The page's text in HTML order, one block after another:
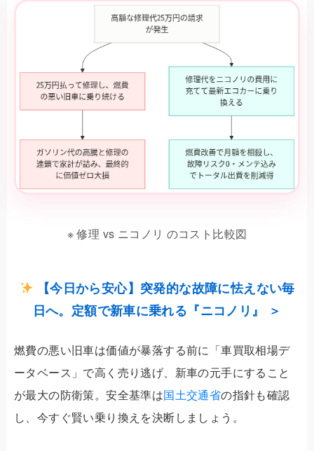
※ 修理 vs ニコノリ のコスト比較図
【今日から安心】突発的な故障に怯えない毎
日へ。定額で新車に乗れる『ニコノリ』 ＞
燃費の悪い旧車は価値が暴落する前に「車買取相場デ
ータベース」で高く売り逃げ、新車の元手にすること
が最大の防衛策。安全基準は国土交通省の指針も確認
し、今すぐ賢い乗り換えを決断しましょう。